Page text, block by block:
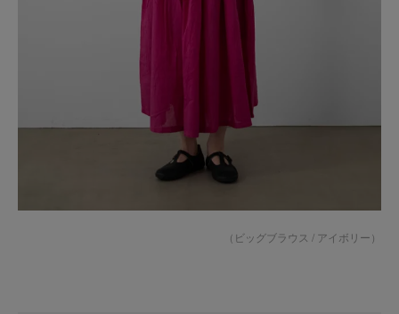
（ ビッグブラウス / アイボリー）